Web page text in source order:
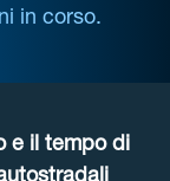
in corso.
e il tempo di